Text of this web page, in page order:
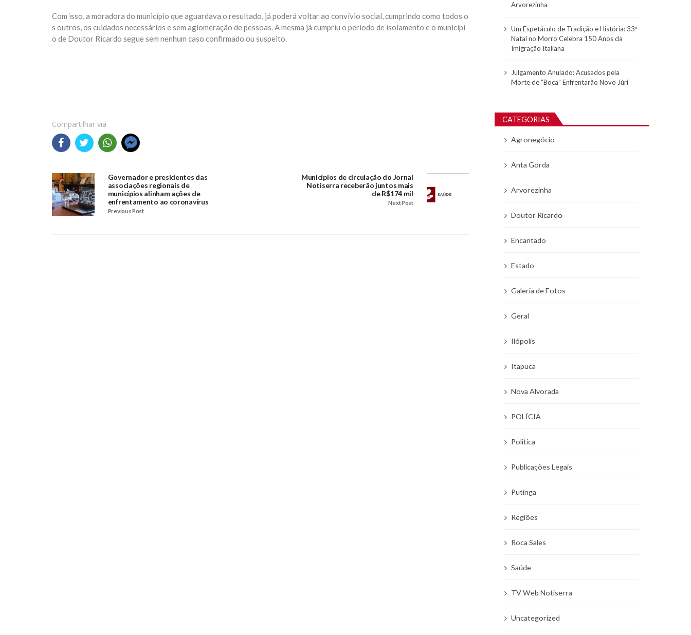
Com isso, a moradora do município que aguardava o resultado, já poderá voltar ao convívio social, cumprindo como todos o
s outros, os cuidados necessários e sem aglomeração de pessoas. A mesma já cumpriu o período de isolamento e o municípi
o de Doutor Ricardo segue sem nenhum caso confirmado ou suspeito.
Compartilhar via
Governador e presidentes das
associações regionais de
municípios alinham ações de
enfrentamento ao coronavírus
Previous Post
Municípios de circulação do Jornal
Notiserra receberão juntos mais
de R$174 mil
Next Post
Arvorezinha
Um Espetáculo de Tradição e História: 33º
Natal no Morro Celebra 150 Anos da
Imigração Italiana
Julgamento Anulado: Acusados pela
Morte de “Boca” Enfrentarão Novo Júri
CATEGORIAS
Agronegócio
Anta Gorda
Arvorezinha
Doutor Ricardo
Encantado
Estado
Galeria de Fotos
Geral
Ilópolis
Itapuca
Nova Alvorada
POLÍCIA
Politíca
Publicações Legais
Putinga
Regiões
Roca Sales
Saúde
TV Web Notiserra
Uncategorized